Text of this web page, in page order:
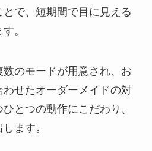
で、短期間で目に見える
。
のモードが用意され、お
せたオーダーメイドの対
とつの動作にこだわり、
ます。